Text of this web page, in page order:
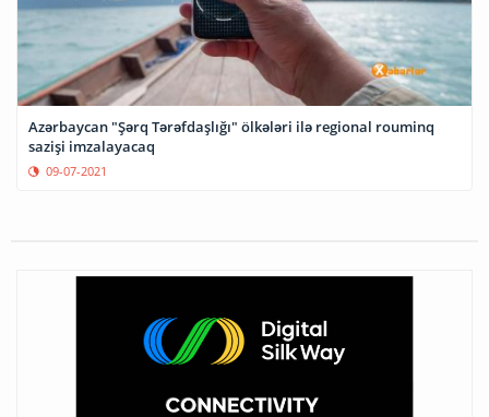
Azərbaycan "Şərq Tərəfdaşlığı" ölkələri ilə regional rouminq
sazişi imzalayacaq
09-07-2021